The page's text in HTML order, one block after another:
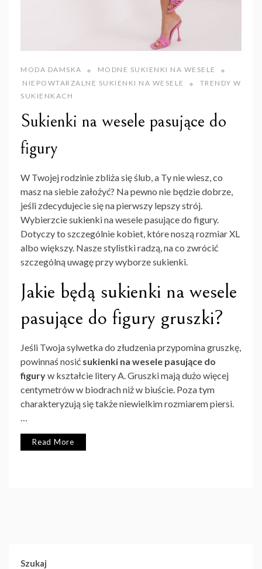
MODA DAMSKA
MODNE SUKIENKI NA WESELE
NIEPOWTARZALNE SUKIENKI NA WESELE
TRENDY W
SUKIENKACH
Sukienki na wesele pasujące do
figury
W Twojej rodzinie zbliża się ślub, a Ty nie wiesz, co
masz na siebie założyć? Na pewno nie będzie dobrze,
jeśli zdecydujecie się na pierwszy lepszy strój.
Wybierzcie sukienki na wesele pasujące do figury.
Dotyczy to szczególnie kobiet, które noszą rozmiar XL
albo większy. Nasze stylistki radzą, na co zwrócić
szczególną uwagę przy wyborze sukienki.
Jakie będą sukienki na wesele
pasujące do figury gruszki?
Jeśli Twoja sylwetka do złudzenia przypomina gruszkę,
powinnaś nosić sukienki na wesele pasujące do
figuryw kształcie litery A. Gruszki mają dużo więcej
centymetrów w biodrach niż w biuście. Poza tym
charakteryzują się także niewielkim rozmiarem piersi.
…
Read More
Szukaj